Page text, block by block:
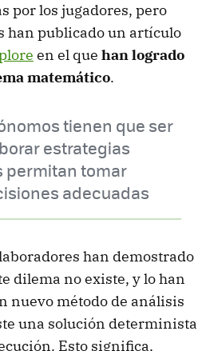
por los jugadores, pero
han publicado un artículo
en el que han logrado
matemático.
tienen que ser
estrategias
permitan tomar
adecuadas
han demostrado
dilema no existe, y lo han
nuevo método de análisis
una solución determinista
Esto significa,